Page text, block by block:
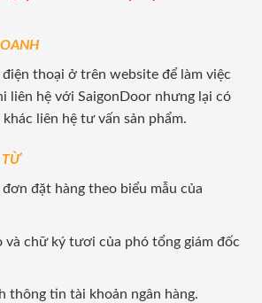
điện thoại ở trên website để làm việc
liên hệ với SaigonDoor nhưng lại có
liên hệ tư vấn sản phẩm.
TỪ
đơn đặt hàng theo biểu mẫu của
và chữ ký tươi của phó tổng giám đốc
thông tin tài khoản ngân hàng.